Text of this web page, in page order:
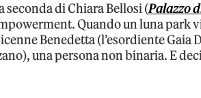
seconda di Chiara Bellosi (Palazzo
Quando un luna park
Benedetta (l’esordiente Gaia
una persona non binaria. E